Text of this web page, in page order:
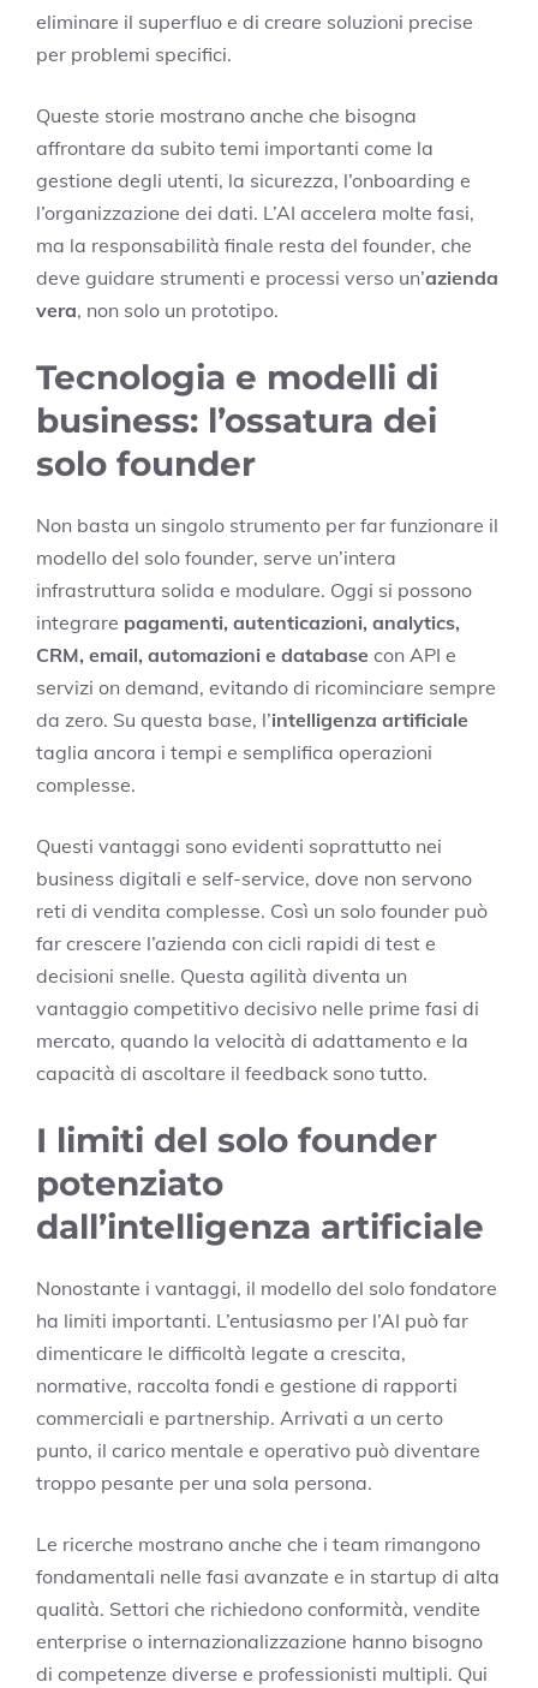
eliminare il superfluo e di creare soluzioni precise
per problemi specifici.
Queste storie mostrano anche che bisogna
affrontare da subito temi importanti come la
gestione degli utenti, la sicurezza, l’onboarding e
l’organizzazione dei dati. L’AI accelera molte fasi,
ma la responsabilità finale resta del founder, che
deve guidare strumenti e processi verso un’azienda
vera, non solo un prototipo.
Tecnologia e modelli di
business: l’ossatura dei
solo founder
Non basta un singolo strumento per far funzionare il
modello del solo founder, serve un’intera
infrastruttura solida e modulare. Oggi si possono
integrare pagamenti, autenticazioni, analytics,
CRM, email, automazioni e database con API e
servizi on demand, evitando di ricominciare sempre
da zero. Su questa base, l’intelligenza artificiale
taglia ancora i tempi e semplifica operazioni
complesse.
Questi vantaggi sono evidenti soprattutto nei
business digitali e self-service, dove non servono
reti di vendita complesse. Così un solo founder può
far crescere l’azienda con cicli rapidi di test e
decisioni snelle. Questa agilità diventa un
vantaggio competitivo decisivo nelle prime fasi di
mercato, quando la velocità di adattamento e la
capacità di ascoltare il feedback sono tutto.
I limiti del solo founder
potenziato
dall’intelligenza artificiale
Nonostante i vantaggi, il modello del solo fondatore
ha limiti importanti. L’entusiasmo per l’AI può far
dimenticare le difficoltà legate a crescita,
normative, raccolta fondi e gestione di rapporti
commerciali e partnership. Arrivati a un certo
punto, il carico mentale e operativo può diventare
troppo pesante per una sola persona.
Le ricerche mostrano anche che i team rimangono
fondamentali nelle fasi avanzate e in startup di alta
qualità. Settori che richiedono conformità, vendite
enterprise o internazionalizzazione hanno bisogno
di competenze diverse e professionisti multipli. Qui